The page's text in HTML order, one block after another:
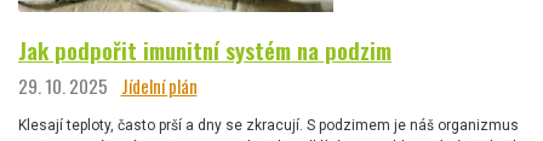
Jak podpořit imunitní systém na podzim
29. 10. 2025 Jídelní plán
Klesají teploty, často prší a dny se zkracují. S podzimem je náš organizmus